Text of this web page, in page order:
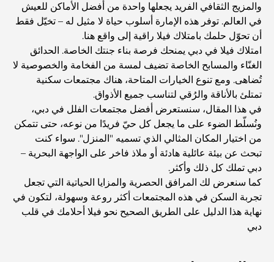
والمزيج الثقافي الفريد يجعلها واحدة من أفضل الأماكن للعيش
في العالم. توفر هذه الإمارة أسلوب حياة لا مثيل له – تخيّل فقط
أن تحوّل حلمك بامتلاك فيلا راقية إلى واقع هنا.
امتلاك فيلا في دبي يمنحك فرصة بناء جنتك الخاصة. الحدائق
الغنّاء والمسابح الخاصة تضيف لمسة من الفخامة والخصوصية لا
تُضاهى. ومع تنوع الخيارات المتاحة، هناك مجتمعات سكنية
تمتلئ بالأناقة والرُقي لتناسب جميع الأذواق.
في هذا المقال، سنستعرض أفضل مجتمعات الفلل في دبي،
ونُسلّط الضوء على ما يجعل كل حيّ فريدًا من نوعه، حتى تتمكن
من اختيار المكان المثالي الذي تسميه "المنزل". سواء كنت
تبحث عن بيئة عائلية هادئة أو ملاذ فاخر على الواجهة البحرية –
دبي تملك كل ذلك وأكثر.
كما سنعرض لك المرافق الحصرية والمزايا الحياتية التي تجعل
تجربة السكن في هذه المجتمعات أكثر روعة وسهولة، لتكون في
نهاية هذا الدليل على الطريق الصحيح نحو فيلا أحلامك في قلب
دبي